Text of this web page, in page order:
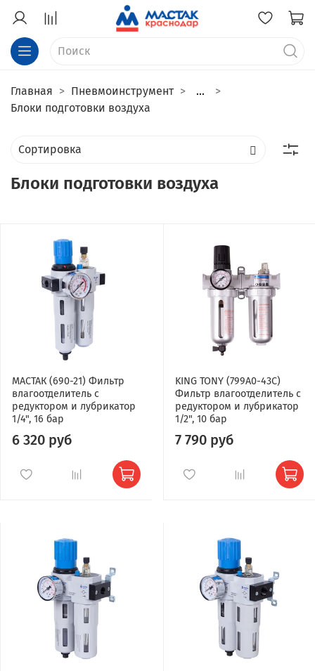
Главная Пневмоинструмент
...
Блоки подготовки воздуха
Блоки подготовки воздуха
МАСТАК (690-21) Фильтр
влагоотделитель с
редуктором и лубрикатор
1/4", 16 бар
6 320 руб
KING TONY (799A0-43C)
Фильтр влагоотделитель с
редуктором и лубрикатор
1/2", 10 бар
7 790 руб